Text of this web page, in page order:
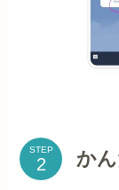
STEP か